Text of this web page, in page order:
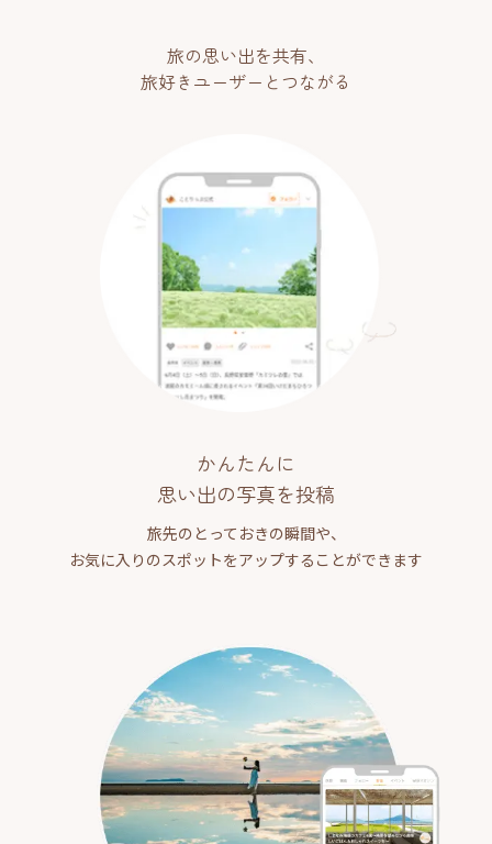
旅の思い出を共有、
旅好きユーザーとつながる
かんたんに
思い出の写真を投稿
旅先のとっておきの瞬間や、
お気に入りのスポットをアップすることができます